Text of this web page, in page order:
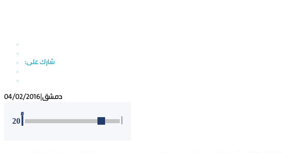
04/02/2016 دمشق
20